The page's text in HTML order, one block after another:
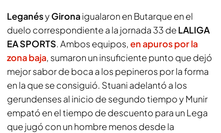
Leganésy Gironaigualaron en Butarque en el
duelo correspondiente a la jornada 33 de LALIGA
EA SPORTS. Ambos equipos, en apuros por la
zona baja, sumaron un insuficiente punto que dejó
mejor sabor de boca a los pepineros por la forma
en la que se consiguió. Stuani adelantó a los
gerundenses al inicio de segundo tiempo y Munir
empató en el tiempo de descuento para un Lega
que jugó con un hombre menos desde la